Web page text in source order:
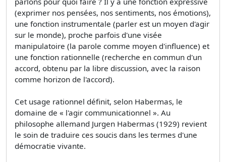
(exprimer nos pensées, nos sentiments, nos émotions),
une fonction instrumentale (parler est un moyen d'agir
sur le monde), proche parfois d'une visée
manipulatoire (la parole comme moyen d'influence) et
une fonction rationnelle (recherche en commun d'un
accord, obtenu par la libre discussion, avec la raison
comme horizon de l'accord).
Cet usage rationnel définit, selon Habermas, le
domaine de « l'agir communicationnel ». Au
philosophe allemand Jurgen Habermas (1929) revient
le soin de traduire ces soucis dans les termes d'une
démocratie vivante.